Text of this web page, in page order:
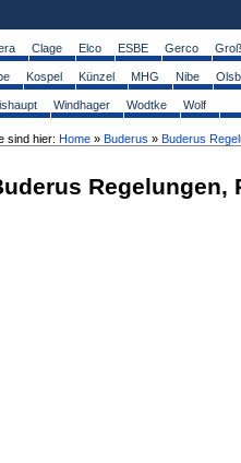
Clage Elco ESBE Gerco
Kospel Künzel MHG Nibe
Windhager Wodtke Wolf
sind hier: Home » Buderus » Buderus
Regelungen,